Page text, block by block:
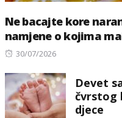
Ne bacajte kore
namjene o kojima
Posted
30/07/2026
Devet
čvrstog
djece